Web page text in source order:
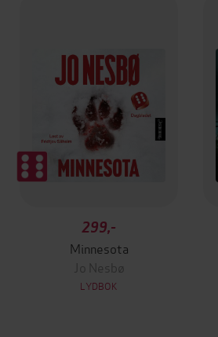
299,-
Minnesota
Jo Nesbø
LYDBOK